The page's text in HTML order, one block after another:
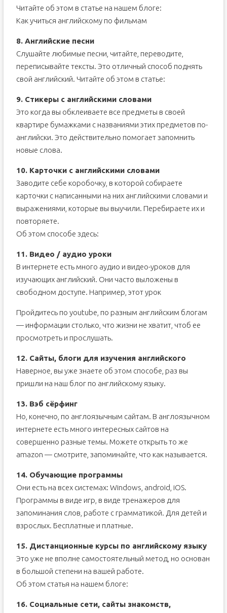
Читайте об этом в статье на нашем блоге:
Как учиться английскому по фильмам
8. Английские песни
Слушайте любимые песни, читайте, переводите,
переписывайте тексты. Это отличный способ поднять
свой английский. Читайте об этом в статье:
9. Стикеры с английскими словами
Это когда вы обклеиваете все предметы в своей
квартире бумажками с названиями этих предметов по-
английски. Это действительно помогает запомнить
новые слова.
10. Карточки с английскими словами
Заводите себе коробочку, в которой собираете
карточки с написанными на них английскими словами и
выражениями, которые вы выучили. Перебираете их и
повторяете.
Об этом способе здесь:
11. Видео / аудио уроки
В интернете есть много аудио и видео-уроков для
изучающих английский. Они часто выложены в
свободном доступе. Например, этот урок
Пройдитесь по youtube, по разным английским блогам
— информации столько, что жизни не хватит, чтоб ее
просмотреть и прослушать.
12. Сайты, блоги для изучения английского
Наверное, вы уже знаете об этом способе, раз вы
пришли на наш блог по английскому языку.
13. Вэб сëрфинг
Но, конечно, по англоязычным сайтам. В англоязычном
интернете есть много интересных сайтов на
совершенно разные темы. Можете открыть то же
amazon — смотрите, запоминайте, что как называется.
14. Обучающие программы
Они есть на всех системах: Windows, android, iOS.
Программы в виде игр, в виде тренажеров для
запоминания слов, работе с грамматикой. Для детей и
взрослых. Бесплатные и платные.
15. Дистанционные курсы по английскому языку
Это уже не вполне самостоятельный метод, но основан
в большой степени на вашей работе.
Об этом статья на нашем блоге:
16. Социальные сети, сайты знакомств,